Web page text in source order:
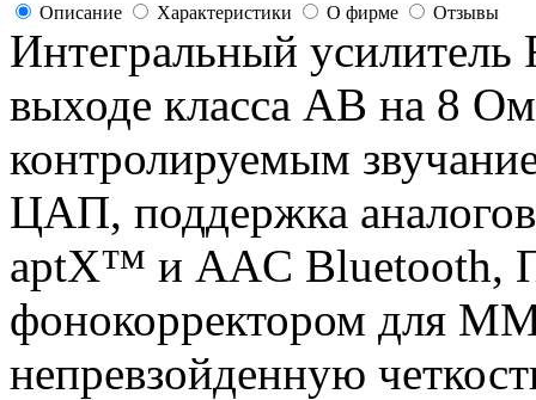
Описание Характеристики О фирме Отзывы
Интегральный
выходе класса АВ на 8
контролируемым
ЦАП, поддержка
aptX™ и AAC Bluetooth,
фонокорректором для
непревзойденную